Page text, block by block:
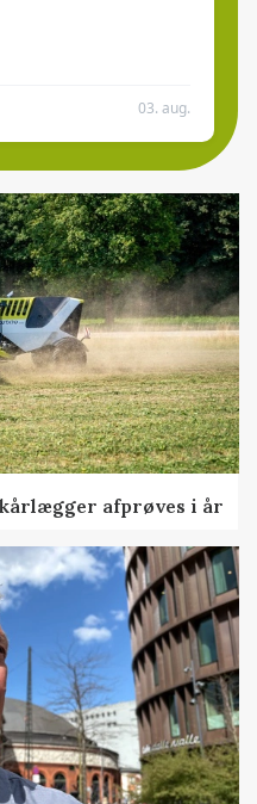
03. aug.
afprøves i år